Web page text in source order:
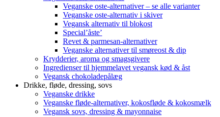
Veganske oste-alternativer – se alle varianter
Veganske oste-alternativ i skiver
Vegansk alternativ til blokost
Special’åste’
Revet & parmesan-alternativer
Veganske alternativer til smøreost & dip
Krydderier, aroma og smagsgivere
Ingredienser til hjemmelavet vegansk kød & åst
Vegansk chokoladepålæg
Drikke, fløde, dressing, sovs
Veganske drikke
Veganske fløde-alternativer, kokosfløde & kokosmælk
Vegansk sovs, dressing & mayonnaise